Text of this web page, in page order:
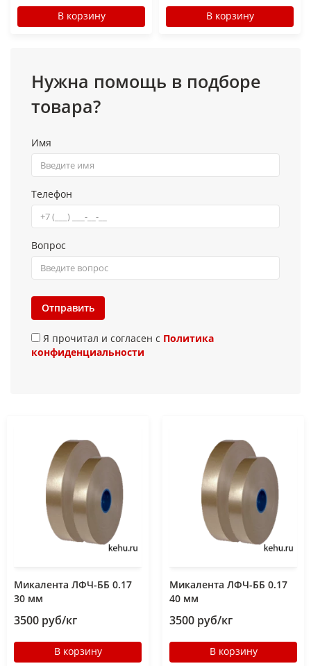
В корзину В корзину
Нужна помощь в подборе
товара?
Имя
Телефон
Вопрос
Отправить
Я прочитал и согласен с Политика
конфиденциальности
Микалента ЛФЧ-ББ 0.17
30 мм
3500 руб/кг
В корзину
Микалента ЛФЧ-ББ 0.17
40 мм
3500 руб/кг
В корзину